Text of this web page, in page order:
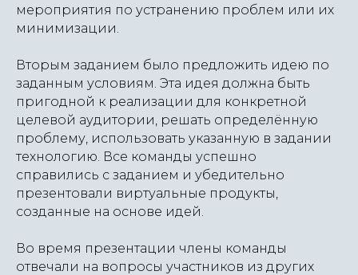
мероприятия по устранению проблем или их
минимизации.
Вторым заданием было предложить идею по
заданным условиям. Эта идея должна быть
пригодной к реализации для конкретной
целевой аудитории, решать определённую
проблему, использовать указанную в задании
технологию. Все команды успешно
справились с заданием и убедительно
презентовали виртуальные продукты,
созданные на основе идей.
Во время презентации члены команды
отвечали на вопросы участников из других